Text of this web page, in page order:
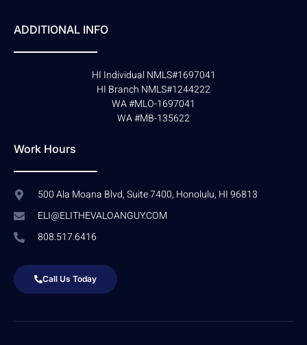
ADDITIONAL INFO
HI Individual NMLS#1697041
HI Branch NMLS#1244222
WA #MLO-1697041
WA #MB-135622
Work Hours
500 Ala Moana Blvd, Suite 7400, Honolulu, HI 96813
ELI@ELITHEVALOANGUY.COM
808.517.6416
Call Us Today